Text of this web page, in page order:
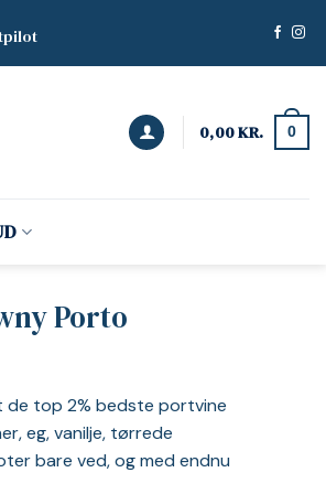
0,00KR. 0
Porto
de top 2% bedste portvine
eg, vanilje, tørrede
bare ved, og med endnu